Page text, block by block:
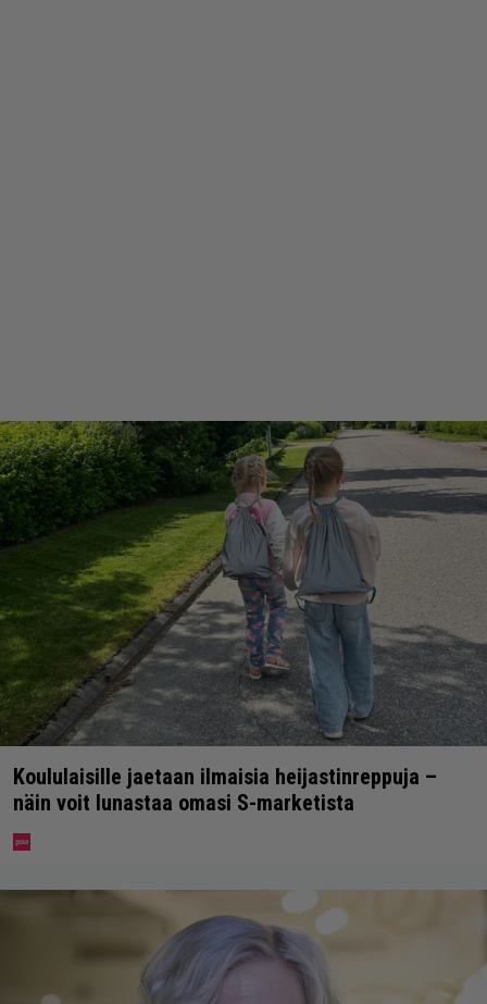
Koululaisille jaetaan ilmaisia heijastinreppuja –
näin voit lunastaa omasi S-marketista